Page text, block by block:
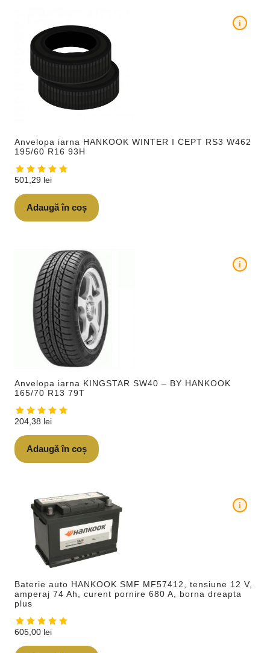
Anvelopa iarna HANKOOK WINTER I CEPT RS3 W462
195/60 R16 93H
i
501,29 lei
Adaugă în coș
Anvelopa iarna KINGSTAR SW40 – BY HANKOOK
165/70 R13 79T
i
204,38 lei
Adaugă în coș
Baterie auto HANKOOK SMF MF57412, tensiune 12 V,
amperaj 74 Ah, curent pornire 680 A, borna dreapta
plus
i
605,00 lei